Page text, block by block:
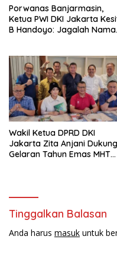
Porwanas Banjarmasin,
Ketua PWI DKI Jakarta
B Handoyo: Jagalah Nama
Wakil Ketua DPRD DKI
Jakarta Zita Anjani Dukung
Gelaran Tahun Emas MHT
Tinggalkan Balasan
Anda harus masuk untuk